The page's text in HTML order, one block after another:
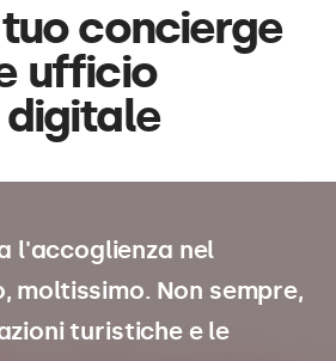
tuo concierge
ufficio
l'accoglienza nel
moltissimo. Non sempre,
turistiche e le